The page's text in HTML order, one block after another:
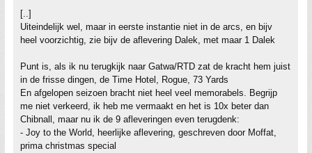
[..]
Uiteindelijk wel, maar in eerste instantie niet in de arcs, en bijv
heel voorzichtig, zie bijv de aflevering Dalek, met maar 1 Dalek
Punt is, als ik nu terugkijk naar Gatwa/RTD zat de kracht hem juist
in de frisse dingen, de Time Hotel, Rogue, 73 Yards
En afgelopen seizoen bracht niet heel veel memorabels. Begrijp
me niet verkeerd, ik heb me vermaakt en het is 10x beter dan
Chibnall, maar nu ik de 9 afleveringen even terugdenk:
- Joy to the World, heerlijke aflevering, geschreven door Moffat,
prima christmas special